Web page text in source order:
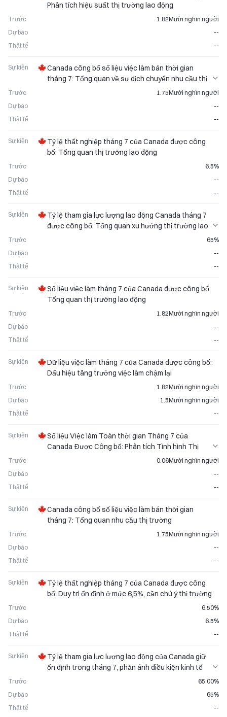
Phân tích hiệu suất thị trường lao động
Trước
1.82Mười nghìn người
Dự báo
--
Thật tế
--
Sự kiện
Canada công bố số liệu việc làm bán thời gian
tháng 7: Tổng quan về sự dịch chuyển nhu cầu thị
Trước
1.75Mười nghìn người
Dự báo
--
Thật tế
--
Sự kiện
Tỷ lệ thất nghiệp tháng 7 của Canada được công
bố: Tổng quan thị trường lao động
Trước
6.5%
Dự báo
--
Thật tế
--
Sự kiện
Tỷ lệ tham gia lực lượng lao động Canada tháng 7
được công bố: Tổng quan xu hướng thị trường lao
Trước
65%
Dự báo
--
Thật tế
--
Sự kiện
Số liệu việc làm tháng 7 của Canada được công bố:
Tổng quan thị trường lao động
Trước
1.82Mười nghìn người
Dự báo
--
Thật tế
--
Sự kiện
Dữ liệu việc làm tháng 7 của Canada được công bố:
Dấu hiệu tăng trưởng việc làm chậm lại
Trước
1.82Mười nghìn người
Dự báo
1.5Mười nghìn người
Thật tế
--
Sự kiện
Số liệu Việc làm Toàn thời gian Tháng 7 của
Canada Được Công bố: Phân tích Tình hình Thị
Trước
0.06Mười nghìn người
Dự báo
--
Thật tế
--
Sự kiện
Canada công bố số liệu việc làm bán thời gian
tháng 7: Tổng quan nhu cầu thị trường
Trước
1.75Mười nghìn người
Dự báo
--
Thật tế
--
Sự kiện
Tỷ lệ thất nghiệp tháng 7 của Canada được công
bố: Duy trì ổn định ở mức 6,5%, cần chú ý thị trường
Trước
6.50%
Dự báo
6.5%
Thật tế
--
Sự kiện
Tỷ lệ tham gia lực lượng lao động của Canada giữ
ổn định trong tháng 7, phản ánh điều kiện kinh tế
Trước
65.00%
Dự báo
65%
Thật tế
--